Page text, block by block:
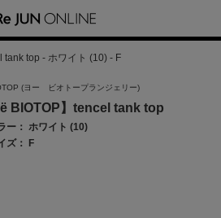
tank top - ホワイト (10) - F
(ヨー ビオトープランジェリー)
ё BIOTOP】tencel tank top
ー： ホワイト (10)
ズ： F